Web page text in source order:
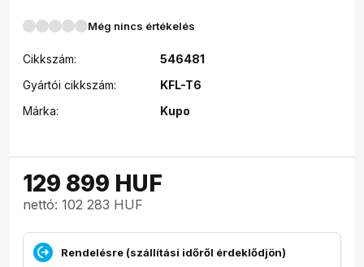
Még nincs értékelés
Cikkszám:
546481
Gyártói cikkszám:
KFL-T6
Márka:
Kupo
129 899 HUF
nettó: 102 283 HUF
Rendelésre (szállítási időről érdeklődjön)